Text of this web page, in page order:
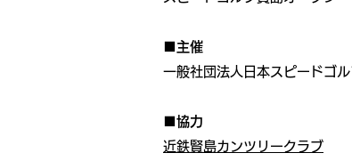
■主催
一般社団法人日本スピードゴ
■協力
近鉄賢島カンツリークラブ